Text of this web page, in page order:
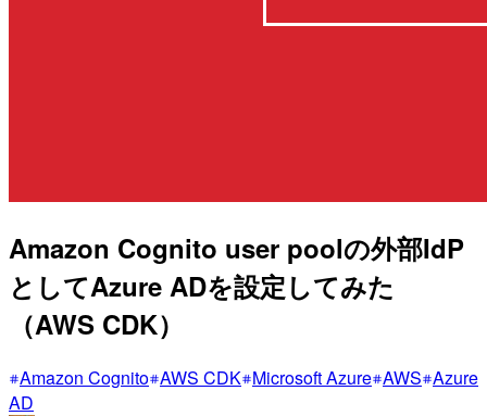
Amazon Cognito user poolの外部IdP
としてAzure ADを設定してみた
（AWS CDK）
Amazon Cognito AWS CDK Microsoft Azure AWS Azure
AD